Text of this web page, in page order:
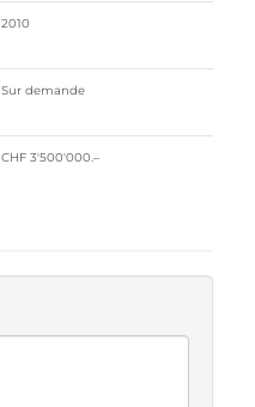
2010
Sur demande
CHF 3'500'000.–